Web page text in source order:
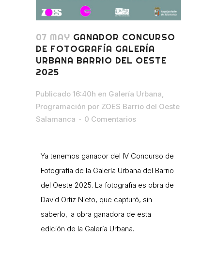
07 MAY GANADOR CONCURSO
DE FOTOGRAFÍA GALERÍA
URBANA BARRIO DEL OESTE
2025
Publicado 16:40h en Galería Urbana
Programación por ZOES Barrio del Oeste
Salamanca
0 Comentarios
Ya tenemos ganador del IV Concurso de
Fotografía de la Galería Urbana del Barrio
del Oeste 2025. La fotografía es obra de
David Ortiz Nieto, que capturó, sin
saberlo, la obra ganadora de esta
edición de la Galería Urbana.